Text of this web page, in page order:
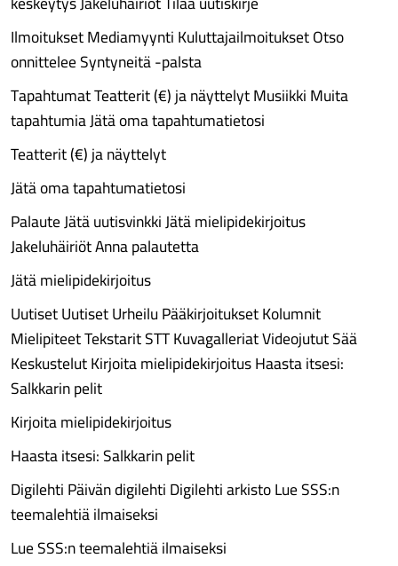
Ilmoitukset Mediamyynti Kuluttajailmoitukset Otso
onnittelee Syntyneitä -palsta
Tapahtumat Teatterit (€) ja näyttelyt Musiikki Muita
tapahtumia Jätä oma tapahtumatietosi
Teatterit (€) ja näyttelyt
Jätä oma tapahtumatietosi
Palaute Jätä uutisvinkki Jätä mielipidekirjoitus
Jakeluhäiriöt Anna palautetta
Jätä mielipidekirjoitus
Uutiset Uutiset Urheilu Pääkirjoitukset Kolumnit
Mielipiteet Tekstarit STT Kuvagalleriat Videojutut Sää
Keskustelut Kirjoita mielipidekirjoitus Haasta itsesi:
Salkkarin pelit
Kirjoita mielipidekirjoitus
Haasta itsesi: Salkkarin pelit
Digilehti Päivän digilehti Digilehti arkisto Lue SSS:n
teemalehtiä ilmaiseksi
Lue SSS:n teemalehtiä ilmaiseksi